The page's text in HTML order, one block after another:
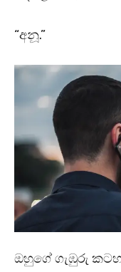
“අනූ.”
ඔහුගේ ගැඹුරු